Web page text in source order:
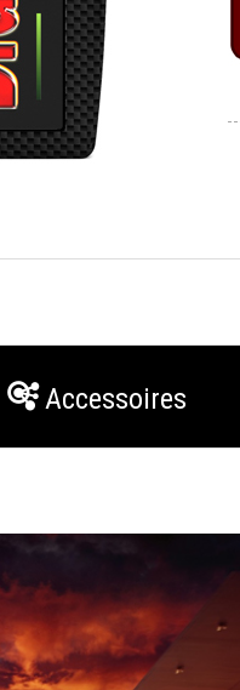
Accessoires